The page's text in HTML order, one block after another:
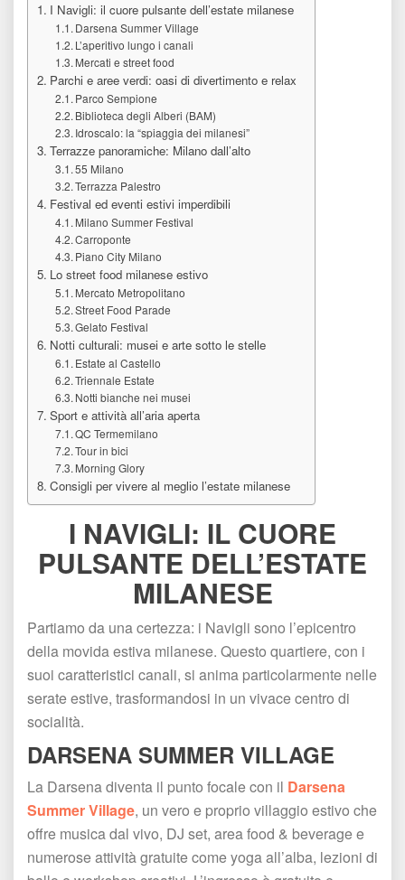
I Navigli: il cuore pulsante dell’estate milanese
Darsena Summer Village
L’aperitivo lungo i canali
Mercati e street food
Parchi e aree verdi: oasi di divertimento e relax
Parco Sempione
Biblioteca degli Alberi (BAM)
Idroscalo: la “spiaggia dei milanesi”
Terrazze panoramiche: Milano dall’alto
55 Milano
Terrazza Palestro
Festival ed eventi estivi imperdibili
Milano Summer Festival
Carroponte
Piano City Milano
Lo street food milanese estivo
Mercato Metropolitano
Street Food Parade
Gelato Festival
Notti culturali: musei e arte sotto le stelle
Estate al Castello
Triennale Estate
Notti bianche nei musei
Sport e attività all’aria aperta
QC Termemilano
Tour in bici
Morning Glory
Consigli per vivere al meglio l’estate milanese
I NAVIGLI: IL CUORE
PULSANTE DELL’ESTATE
MILANESE
Partiamo da una certezza: i Navigli sono l’epicentro
della movida estiva milanese. Questo quartiere, con i
uoi caratteristici canali, si anima particolarmente nelle
erate estive, trasformandosi in un vivace centro di
ocialità.
DARSENA SUMMER VILLAGE
La Darsena diventa il punto focale con il Darsena
Summer Village, un vero e proprio villaggio estivo che
offre musica dal vivo, DJ set, area food & beverage e
numerose attività gratuite come yoga all’alba, lezioni di